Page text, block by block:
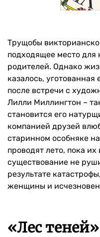
Трущобы
подходящее место
родителей. Однако
казалось,
после встречи с
Лилли Миллингтон –
становится его
компанией друзей
старинном особняке
проводят лето, пока
существование не
результате
женщины и
«Лес